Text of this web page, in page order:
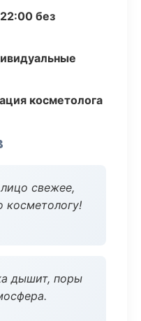
без
косметолога
свежее,
косметологу!
дышит, поры